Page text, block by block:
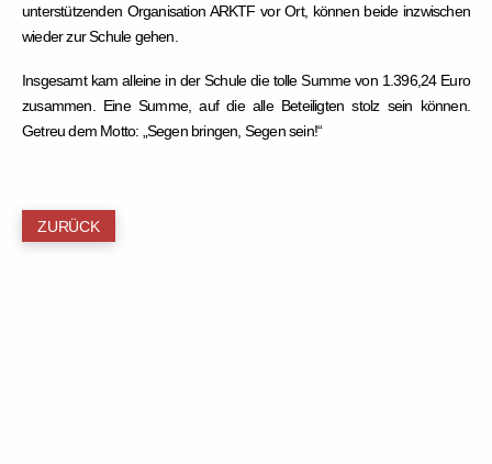
unterstützenden Organisation ARKTF vor Ort, können beide inzwischen
wieder zur Schule gehen.
Insgesamt kam alleine in der Schule die tolle Summe von 1.396,24 Euro
zusammen. Eine Summe, auf die alle Beteiligten stolz sein können.
Getreu dem Motto: „Segen bringen, Segen sein!“
ZURÜCK